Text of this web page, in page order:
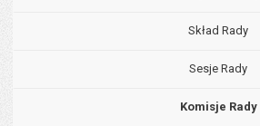
Skład Rady
Sesje Rady
Komisje Rady